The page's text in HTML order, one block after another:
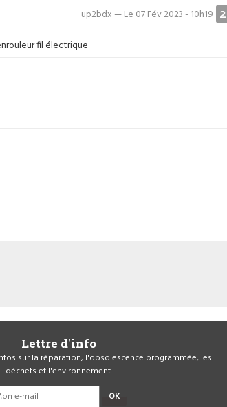
2
up2bdx — Le 07 Fév 2023 - 10h19
fil électrique
Lettre d'info
sur la réparation, l'obsolescence programmée, les
déchets et l'environnement.
OK